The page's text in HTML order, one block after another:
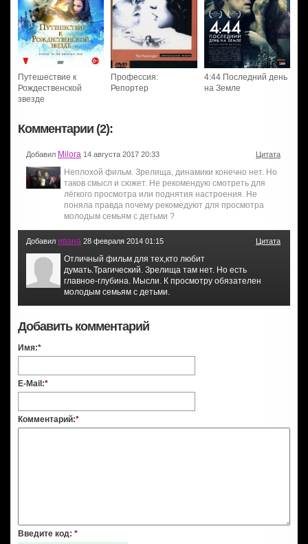
Путешествие к
Рождественской
звезде
Профессия:
Репортер
4:44 Последний день
на Земле
Комментарии (2):
Добавил Milora 14 августа 2017 20:33 Цитата
Неплохой фильм. Зрелища, динамики конечно нет. Но
таков смысл и сюжет. Не рекомендую смотреть для
лёгкого просмотра или поднятия настроения. Не
поняла правда почему рекомедуют для просмотра
молодым семьям с детьми ?
Добавил ивана 28 февраля 2014 01:15 Цитата
Отличный фильм для тех,кто любит
думать.Трагический. Зрелища там нет. Но есть
главное-глубина. Мысли. К просмотру обязателен
молодым семьям с детьми.
Добавить комментарий
Имя:*
E-Mail:*
Комментарий:*
Введите код: *